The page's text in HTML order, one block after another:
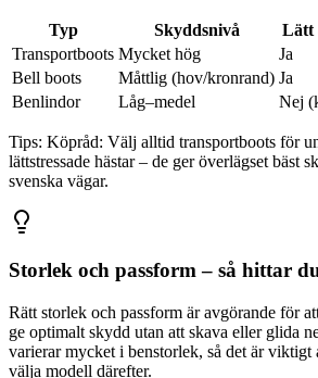
Typ Skyddsnivå
Lätt
Transportboots Mycket hög
Ja
Bell boots
Måttlig (hov/kronrand) Ja
Benlindor
Låg–medel Nej
Tips: Köpråd: Välj alltid transportboots för
lättstressade hästar – de ger överlägset bäst
svenska vägar.
Storlek och passform – så hittar
Rätt storlek och passform är avgörande för
ge optimalt skydd utan att skava eller glida
varierar mycket i benstorlek, så det är viktigt
välja modell därefter.